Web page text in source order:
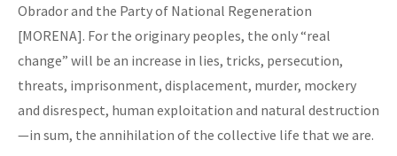
Obrador and the Party of National Regeneration
[MORENA]. For the originary peoples, the only “real
change” will be an increase in lies, tricks, persecution,
threats, imprisonment, displacement, murder, mockery
and disrespect, human exploitation and natural destruction
—in sum, the annihilation of the collective life that we are.